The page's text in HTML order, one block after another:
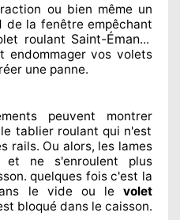
ou bien même un
la fenêtre empêchant
roulant Saint-Éman...
endommagervos volets
une panne.
peuvent montrer
tablier roulant qui n'est
rails. Ou alors, les lames
et ne s'enroulent plus
quelques foisc'est la
le vide ou le volet
bloqué dans le caisson.